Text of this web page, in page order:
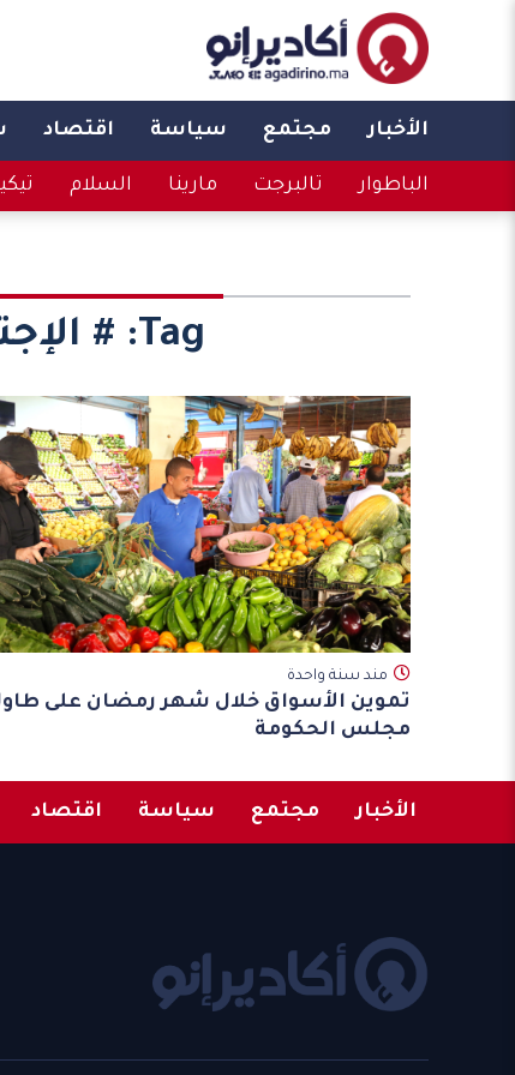
الأخبار مجتمع سياسة اقتصاد
الباطوار تالبرجت مارينا السلام
Tag:
#
مند سنة واحدة
تموين الأسواق خلال شهر رمضان على
مجلس الحكومة
الأخبار مجتمع سياسة اقتصاد